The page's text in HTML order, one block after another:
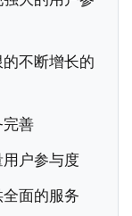
不断增长的
完善
户参与度
面的服务